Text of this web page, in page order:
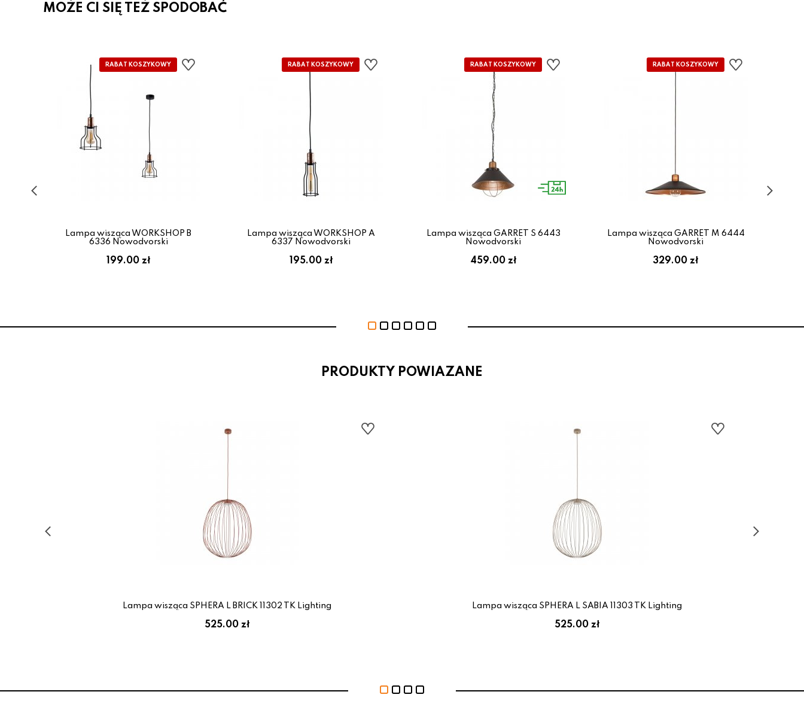
MOŻE CI SIĘ TEŻ SPODOBAĆ
Lampa wisząca WORKSHOP B
6336 Nowodvorski
199.00 zł
Lampa wisząca WORKSHOP A
6337 Nowodvorski
195.00 zł
Lampa wisząca GARRET S 6443
Nowodvorski
459.00 zł
Lampa wisząca GARRET M 6444
Nowodvorski
329.00 zł
PRODUKTY POWIAZANE
Lampa wisząca SPHERA L BRICK 11302 TK Lighting
525.00 zł
Lampa wisząca SPHERA L SABIA 11303 TK Lighting
525.00 zł